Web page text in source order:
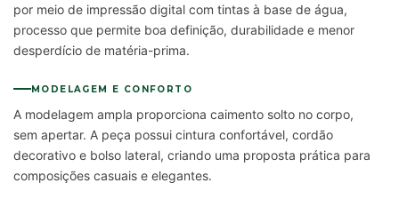
por meio de impressão digital com tintas à base de água,
processo que permite boa definição, durabilidade e menor
desperdício de matéria-prima.
MODELAGEM E CONFORTO
A modelagem ampla proporciona caimento solto no corpo,
sem apertar. A peça possui cintura confortável, cordão
decorativo e bolso lateral, criando uma proposta prática para
composições casuais e elegantes.